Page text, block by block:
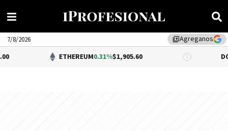
library_addAgreganos
7/8/2026
ETHEREUM 0.31%$1,905.60 DÓLAR BNA